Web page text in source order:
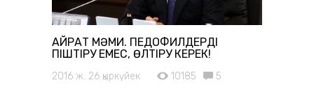
ҚАЙРАТ МӘМИ. ПЕДОФИЛДЕРДІ
ПІШТІРУ ЕМЕС, ӨЛТІРУ КЕРЕК!
2016 ж. 26 қыркүйек 10185 5